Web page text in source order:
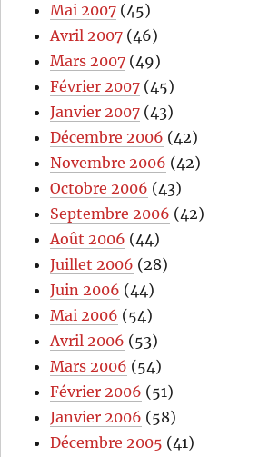
Mai 2007 (45)
Avril 2007 (46)
Mars 2007 (49)
Février 2007 (45)
Janvier 2007 (43)
Décembre 2006 (42)
Novembre 2006 (42)
Octobre 2006 (43)
Septembre 2006 (42)
Août 2006 (44)
Juillet 2006 (28)
Juin 2006 (44)
Mai 2006 (54)
Avril 2006 (53)
Mars 2006 (54)
Février 2006 (51)
Janvier 2006 (58)
Décembre 2005 (41)